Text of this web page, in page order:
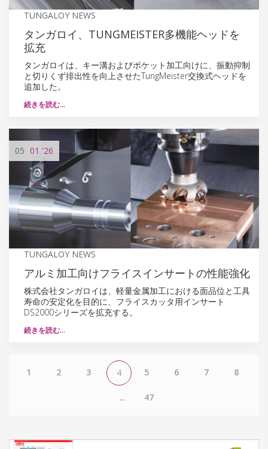
TUNGALOY NEWS
タンガロイ、TUNGMEISTER多機能ヘッドを
拡充
タンガロイは、キー溝およびポケット加工向けに、振動抑制
と切りくず排出性を向上させたTungMeister交換式ヘッドを
追加した。
続きを読む…
05 01 '26
TUNGALOY NEWS
アルミ加工向けフライスインサートの性能強化
株式会社タンガロイは、軽量金属加工における面品位と工具
寿命の安定化を目的に、フライスカッタ用インサート
DS2000シリーズを拡充する。
続きを読む…
1 2 3 4 5 6 7 8
... 47